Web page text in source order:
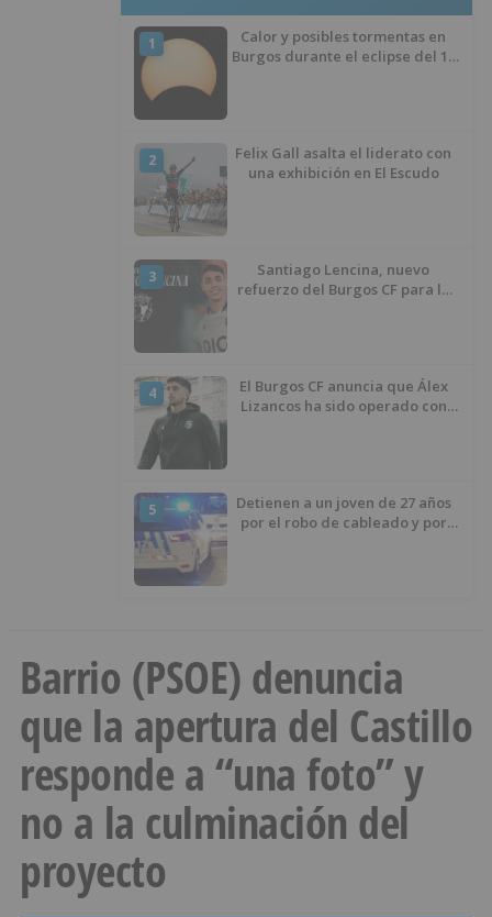
1
Calor y posibles tormentas en
Burgos durante el eclipse del 12
2
Felix Gall asalta el liderato con
una exhibición en El Escudo
3
Santiago Lencina, nuevo
refuerzo del Burgos CF para la
4
El Burgos CF anuncia que Álex
Lizancos ha sido operado con
5
Detienen a un joven de 27 años
por el robo de cableado y por
Barrio (PSOE) denuncia
que la apertura del Castillo
responde a “una foto” y
no a la culminación del
proyecto